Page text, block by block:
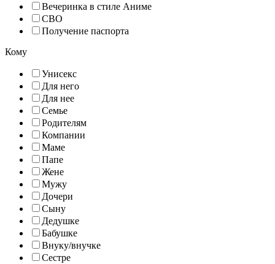
Вечеринка в стиле Аниме
СВО
Получение паспорта
Кому
Унисекс
Для него
Для нее
Семье
Родителям
Компании
Маме
Папе
Жене
Мужу
Дочери
Сыну
Дедушке
Бабушке
Внуку/внучке
Сестре